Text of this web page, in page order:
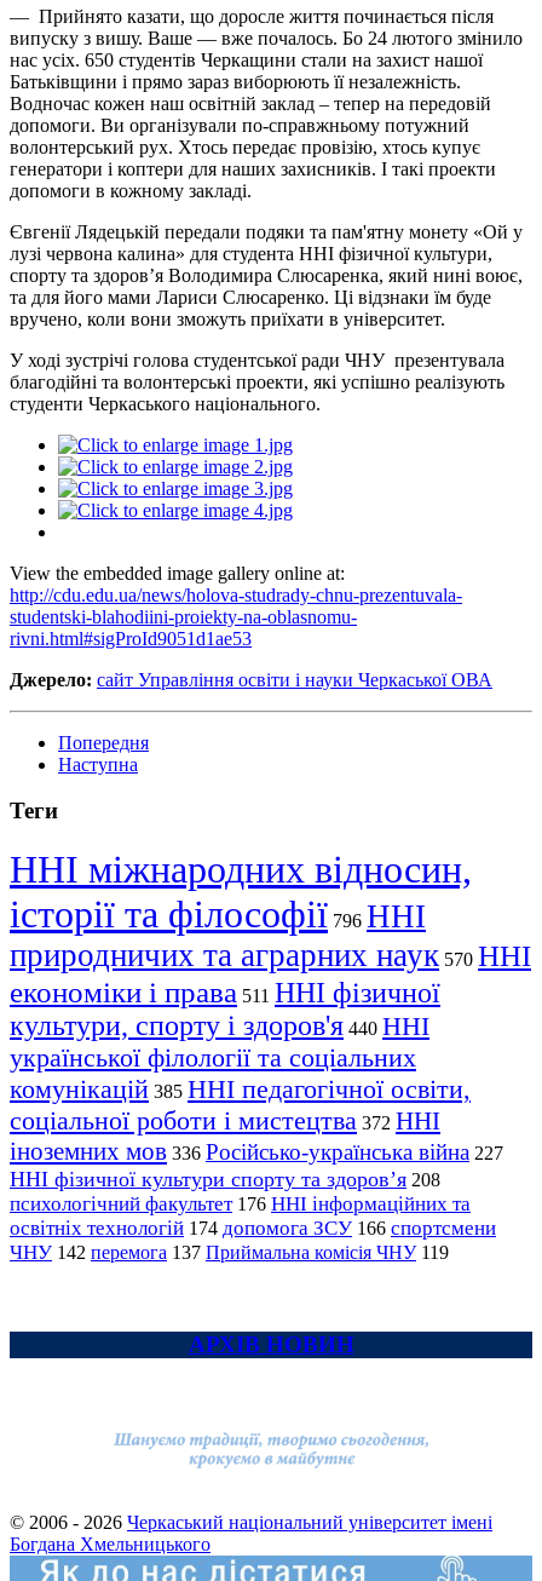
— Прийнято казати, що доросле життя починається після
випуску з вишу. Ваше — вже почалось. Бо 24 лютого змінило
нас усіх. 650 студентів Черкащини стали на захист нашої
Батьківщини і прямо зараз виборюють її незалежність.
Водночас кожен наш освітній заклад – тепер на передовій
допомоги. Ви організували по-справжньому потужний
волонтерський рух. Хтось передає провізію, хтось купує
генератори і коптери для наших захисників. І такі проекти
допомоги в кожному закладі.
Євгенії Лядецькій передали подяки та пам'ятну монету «Ой у
лузі червона калина» для студента ННІ фізичної культури,
спорту та здоров’я Володимира Слюсаренка, який нині воює,
та для його мами Лариси Слюсаренко. Ці відзнаки їм буде
вручено, коли вони зможуть приїхати в університет.
У ході зустрічі голова студентської ради ЧНУ презентувала
благодійні та волонтерські проекти, які успішно реалізують
студенти Черкаського національного.
View the embedded image gallery online at:
http://cdu.edu.ua/news/holova-studrady-chnu-prezentuvala-
studentski-blahodiini-proiekty-na-oblasnomu-
rivni.html#sigProId9051d1ae53
Джерело: сайт Управління освіти і науки Черкаської ОВА
Попередня
Наступна
Теги
ННІ міжнародних відносин,
історії та філософії 796 ННІ
природничих та аграрних наук 570 ННІ
економіки і права 511 ННІ фізичної
культури, спорту і здоров'я 440 ННІ
української філології та соціальних
комунікацій 385 ННІ педагогічної освіти,
соціальної роботи і мистецтва 372 ННІ
іноземних мов 336 Російсько-українська війна 227
ННІ фізичної культури спорту та здоров’я 208
психологічний факультет 176 ННІ інформаційних та
освітніх технологій 174 допомога ЗСУ 166 спортсмени
ЧНУ 142 перемога 137 Приймальна комісія ЧНУ 119
АРХІВ НОВИН
© 2006 - 2026 Черкаський національний університет імені
Богдана Хмельницького